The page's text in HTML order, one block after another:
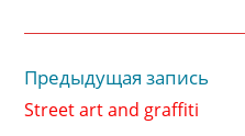
Читать
статьи
Предыдущая запись
Street art and graffiti